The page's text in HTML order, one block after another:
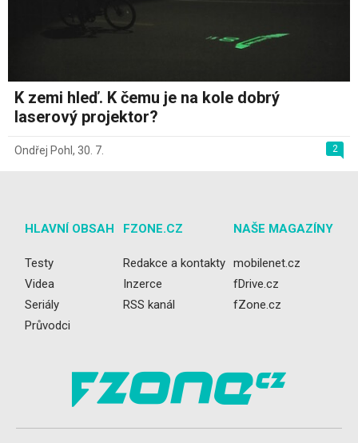
K zemi hleď. K čemu je na kole dobrý
laserový projektor?
2
Ondřej Pohl , 30. 7.
HLAVNÍ OBSAH
Testy
Videa
Seriály
Průvodci
FZONE.CZ
Redakce a kontakty
Inzerce
RSS kanál
NAŠE MAGAZÍNY
mobilenet.cz
fDrive.cz
fZone.cz